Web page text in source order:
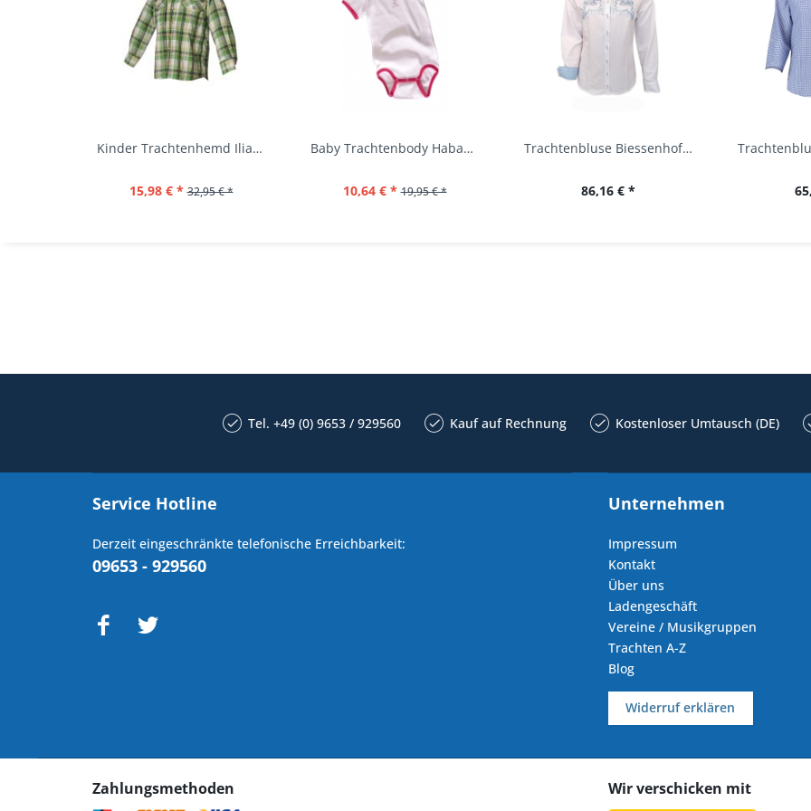
Kinder Trachtenhemd Ilias giftgrün langarm...
15,98 € * 32,95 € *
Baby Trachtenbody Habach weiß/pink Isar Trachten
10,64 € * 19,95 € *
Trachtenbluse Biessenhofen weiß Langarm OS...
86,16 € *
Tel. +49 (0) 9653 / 929560 Kauf auf Rechnung Kostenloser Umtausch (DE)
Service Hotline
Derzeit eingeschränkte telefonische Erreichbarkeit:
09653 - 929560
Unternehmen
Impressum
Kontakt
Über uns
Ladengeschäft
Vereine / Musikgruppen
Trachten A-Z
Blog
Widerruf erklären
Zahlungsmethoden Wir verschicken mit